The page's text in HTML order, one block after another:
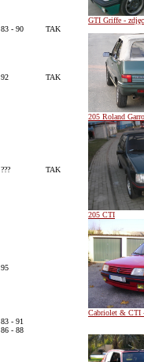
GTI Griffe -
83 - 90 TAK
92 TAK
205 Roland
??? TAK
205 CTI
95
Cabriolet & CTI
83 - 91
86 - 88